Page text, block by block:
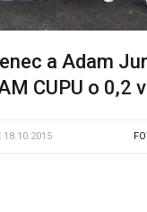
a Adam
CUPU o 0,2
18.10.2015